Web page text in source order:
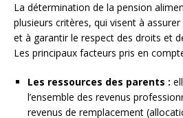
La détermination de la pension
plusieurs critères, qui visent à assurer
et à garantir le respect des droits et
Les principaux facteurs pris en
Les ressources des parents :
l’ensemble des revenus
revenus de remplacement